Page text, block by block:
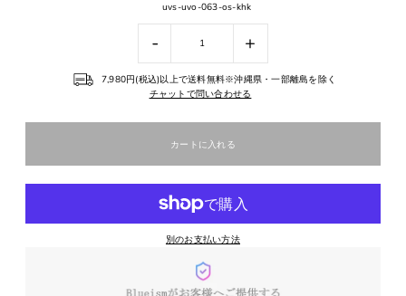
uvs-uvo-063-os-khk
- +
7,980円(税込)以上で送料無料※沖縄県・一部離島を除く
チャットで問い合わせる
別のお支払い方法